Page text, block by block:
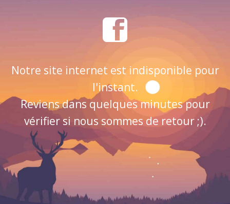
Notre site internet est indisponible pour
l'instant.
Reviens dans quelques minutes pour
vérifier si nous sommes de retour ;).